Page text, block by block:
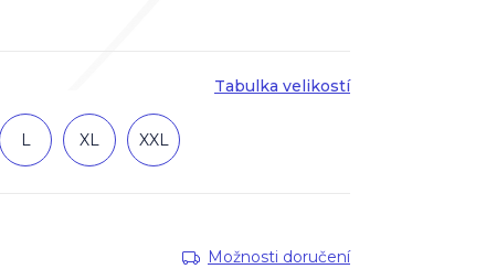
Tabulka velikostí
L XL XXL
Možnosti doručení